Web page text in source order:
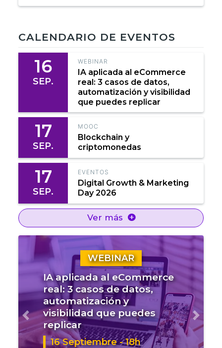
CALENDARIO DE EVENTOS
16
SEP.
WEBINAR
IA aplicada al eCommerce
real: 3 casos de datos,
automatización y visibilidad
que puedes replicar
17
SEP.
MOOC
Blockchain y
criptomonedas
17
SEP.
EVENTOS
Digital Growth & Marketing
Day 2026
Ver más
WEBINAR
IA aplicada al eCommerce
real: 3 casos de datos,
automatización y
visibilidad que puedes
replicar
16 Septiembre - 18h
Anterior